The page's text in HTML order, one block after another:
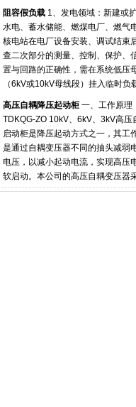
好等特点，经济、技术、环保各项
于国内领先水平。 6月22日晚，湖
平江电厂集控室内仍是一派忙碌，
术人员正在紧张地调试设备。21点
随着启备变低压侧开关合上，厂用
式受电，标志着湖南华电平江电厂
来重要里程碑节点，厂内机组设备
电，电厂正式进入设备单体、系统
段 。“实现厂用电系统受电，将为后
的单体调试、分部试运和整套启动
力保障，为今年底机组投产奠定坚
础。徐州特电电气有限公司提供的
调式电容器成套装置TBB10-
一次性投运成功，安装在电厂负载
阻容假负载 1、发电领域：新建或
水电、蓄水储能、燃煤电厂、燃气
核电站在电厂设备安装、调试结束
查二次部分的测量、控制、保护、
置与回路的正确性，需在系统低压
（6kV或10kV母线段）挂入临时负
容器）进行倒送电试验，校核母差
压备变间隔和备变差动保护、核相和
性。真实模拟验证启备变带负载工
护可靠性。服务项目：岸电电源岸
比普通变频电源标准更高，担负着
备的用电安全，所以测试要求格外
电厂倒送电为电厂倒送电提供负载
高压自耦降压起动柜一、工作原理
TDKQG-ZO 10kV、6kV、3kV高压
启动柜是降压起动方式之一，其工
是通过自耦变压器不同的抽头减弱
电压，以减小起动电流，实现高压
软启动。本公司的高压自耦变压器
空环氧浇注且设计裕量极大，连续